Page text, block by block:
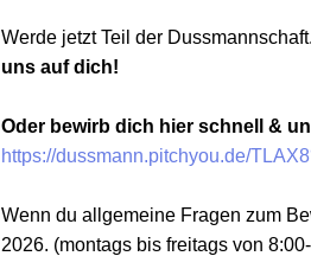
Werde jetzt Teil der
uns auf dich!
Oder bewirb dich hier schnell &
https://dussmann.pitchyou.de/
Wenn du allgemeine Fragen zum
2026. (montags bis freitags von